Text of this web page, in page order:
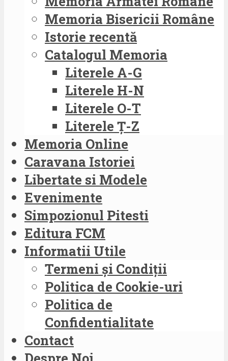
Memoria Bisericii Române
Istorie recentă
Catalogul Memoria
Literele A-G
Literele H-N
Literele O-T
Literele Ț-Z
Memoria Online
Caravana Istoriei
Libertate si Modele
Evenimente
Simpozionul Pitesti
Editura FCM
Informatii Utile
Termeni și Condiții
Politica de Cookie-uri
Politica de
Confidentialitate
Contact